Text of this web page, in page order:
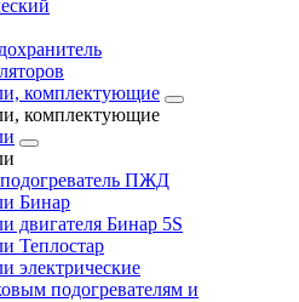
комплектующие
комплектующие
ПЖД
Бинар
двигателя Бинар 5S
Теплостар
электрические
подогревателям и